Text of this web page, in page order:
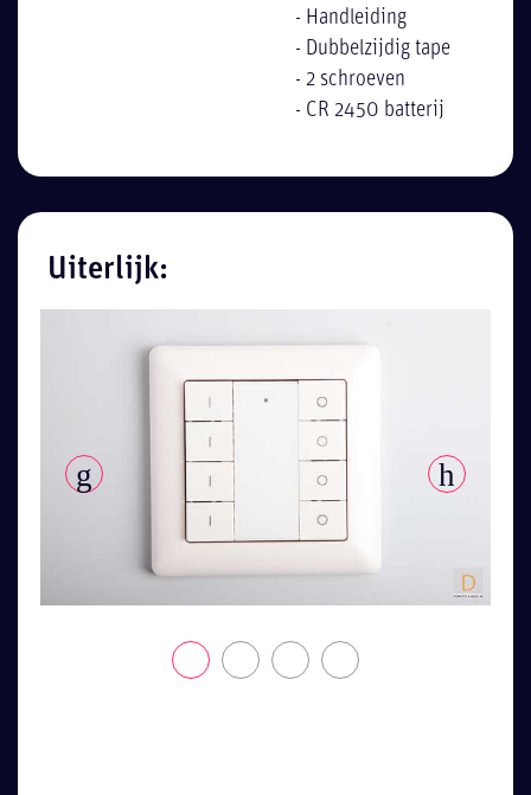
- Handleiding
- Dubbelzijdig tape
- 2 schroeven
- CR 2450 batterij
Uiterlijk: